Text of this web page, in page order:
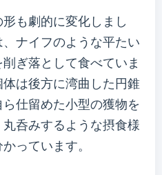
も劇的に変化しまし
ナイフのような平たい
ぎ落として食べていま
は後方に湾曲した円錐
仕留めた小型の獲物を
呑みするような摂食様
っています。